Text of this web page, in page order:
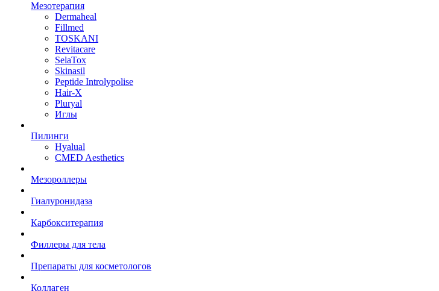
Мезотерапия
Dermaheal
Fillmed
TOSKANI
Revitacare
SelaTox
Skinasil
Peptide Introlypolise
Hair-X
Pluryal
Иглы
Пилинги
Hyalual
CMED Aesthetics
Мезороллеры
Гиалуронидаза
Карбокситерапия
Филлеры для тела
Препараты для косметологов
Коллаген